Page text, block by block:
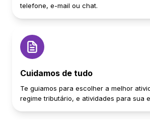
telefone, e-mail ou chat.
Cuidamos de tudo
Te guiamos para escolher a melhor
regime tributário, e atividades para sua